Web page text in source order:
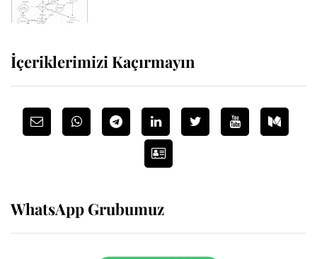
İçeriklerimizi Kaçırmayın
WhatsApp Grubumuz